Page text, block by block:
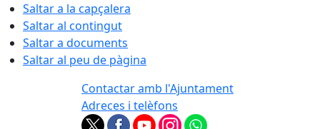
Saltar a la capçalera
Saltar al contingut
Saltar a documents
Saltar al peu de pàgina
Contactar amb l'Ajuntament
Adreces i telèfons